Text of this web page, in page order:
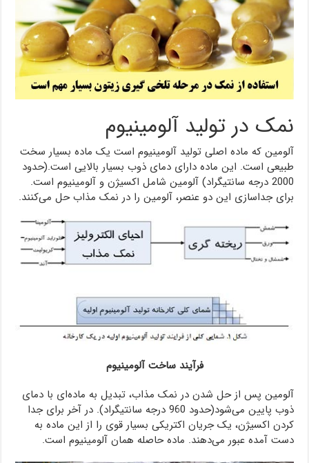
نمک در تولید آلومینیوم
آلومین که ماده اصلی تولید آلومینیوم است یک ماده بسیار سخت
طبیعی است. این ماده دارای دمای ذوب بسیار بالایی است.(حدود
2000 درجه سانتیگراد) آلومین شامل اکسیژن و آلومینیوم است.
برای جداسازی این دو عنصر، آلومین را در نمک مذاب حل می‌کنند.
فرآیند ساخت آلومینیوم
آلومین پس از حل شدن در نمک مذاب، تبدیل به ماده‌ای با دمای
ذوب پایین می‌شود(حدود 960 درجه سانتیگراد). در آخر برای جدا
کردن اکسیژن، یک جریان اکتریکی بسیار قوی را از این ماده به
دست آمده عبور می‌دهند. ماده حاصله همان آلومینیوم است.